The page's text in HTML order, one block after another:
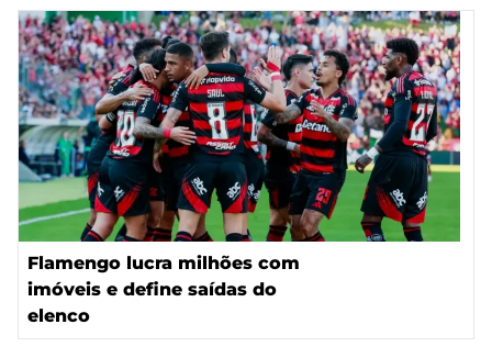
Flamengo lucra milhões com
imóveis e define saídas do
elenco